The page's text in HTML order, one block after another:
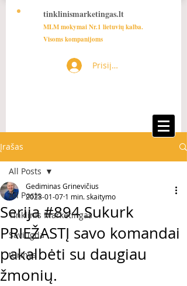
tinklinismarketingas.lt
MLM mokymai Nr.1 lietuvių kalba.
Visoms kompanijoms
Prisijungti
Įrašas
All Posts
Tinklinis Marketingas
Saviugda
turinys
All Posts
Serija #894 Sukurk
PRIEŽASTĮ savo komandai
pakalbėti su daugiau
žmonių.
Gediminas Grinevičius
2023-01-07 1 min. skaitymo